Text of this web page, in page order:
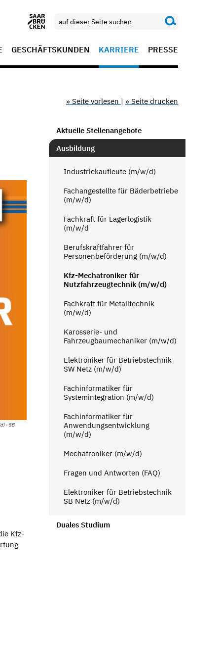
GESCHÄFTSKUNDEN KARRIERE PRESSE
» Seite vorlesen | » Seite drucken
- SB
Kfz-
Aktuelle Stellenangebote
Ausbildung
Industriekaufleute (m/w/d)
Fachangestellte für Bäderbetriebe
(m/w/d)
Fachkraft für Lagerlogistik
(m/w/d
Berufskraftfahrer für
Personenbeförderung (m/w/d)
Kfz-Mechatroniker für
Nutzfahrzeugtechnik (m/w/d)
Fachkraft für Metalltechnik
(m/w/d)
Karosserie- und
Fahrzeugbaumechaniker (m/w/d)
Elektroniker für Betriebstechnik
SW Netz (m/w/d)
Fachinformatiker für
Systemintegration (m/w/d)
Fachinformatiker für
Anwendungsentwicklung
(m/w/d)
Mechatroniker (m/w/d)
Fragen und Antworten (FAQ)
Elektroniker für Betriebstechnik
SB Netz (m/w/d)
Duales Studium